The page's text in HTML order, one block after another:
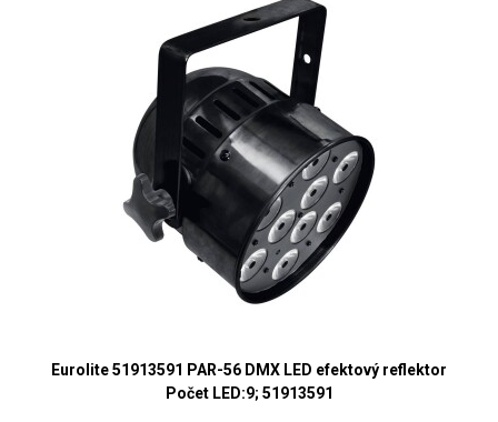
Eurolite 51913591 PAR-56 DMX LED efektový reflektor
Počet LED:9; 51913591